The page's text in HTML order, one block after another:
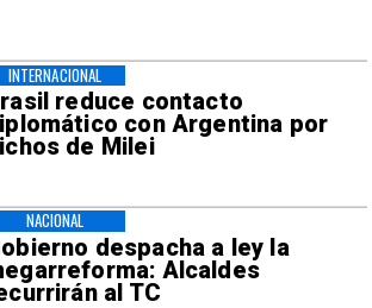
reduce contacto
con Argentina por
de Milei
INTERNACIONAL
despacha a ley la
Alcaldes
al TC
NACIONAL